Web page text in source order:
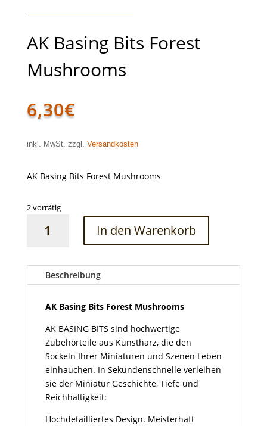
AK Basing Bits Forest
Mushrooms
6,30€
inkl. MwSt. zzgl. Versandkosten
AK Basing Bits Forest Mushrooms
2 vorrätig
Basing
Mushrooms
Menge
In den Warenkorb
Beschreibung
AK Basing Bits Forest Mushrooms
AK BASING BITS sind hochwertige
Zubehörteile aus Kunstharz, die den
Sockeln Ihrer Miniaturen und Szenen Leben
einhauchen. In Sekundenschnelle verleihen
sie der Miniatur Geschichte, Tiefe und
Reichhaltigkeit:
Hochdetailliertes Design. Meisterhaft